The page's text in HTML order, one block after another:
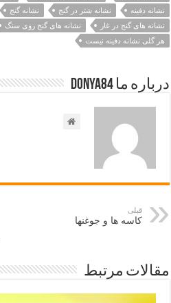
نشانه دفینه
نشانه شتر در گنج نشانه گنج
نشانه های گنج در غار
نشانه های گنج روی سنگ
هر گلی نشانه دفینه نیست
درباره ما Donya84
قبلی
کاسه ها و جوغنها
مقالات مرتبط